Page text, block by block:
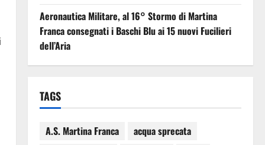
Aeronautica Militare, al 16° Stormo di Martina
Franca consegnati i Baschi Blu ai 15 nuovi Fucilieri
dell’Aria
TAGS
A.S. Martina Franca
acqua sprecata